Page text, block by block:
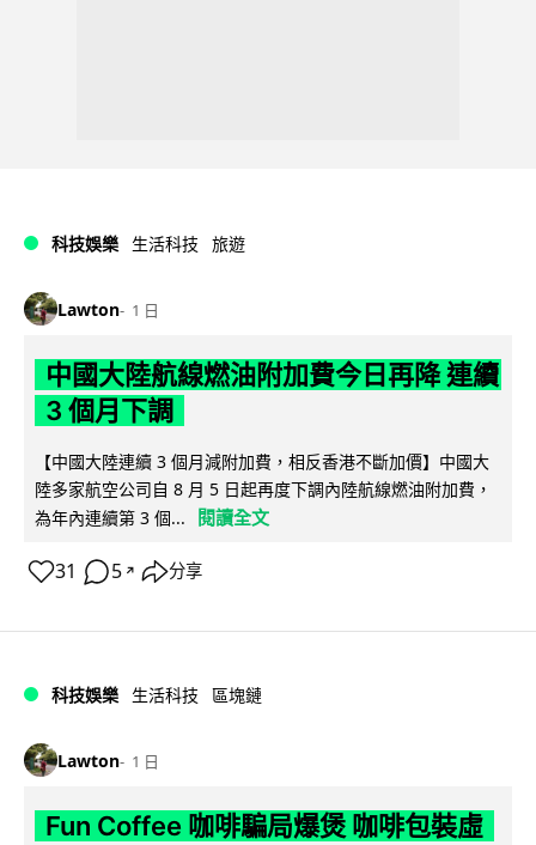
科技娛樂 生活科技 旅遊
Lawton 1 日
中國大陸航線燃油附加費今日再降 連續
3 個月下調
【中國大陸連續 3 個月減附加費，相反香港不斷加價】中國大
陸多家航空公司自 8 月 5 日起再度下調內陸航線燃油附加費，
為年內連續第 3 個...
閱讀全文
31 5 ↗ 分享
科技娛樂 生活科技 區塊鏈
Lawton 1 日
Fun Coffee 咖啡騙局爆煲 咖啡包裝虛